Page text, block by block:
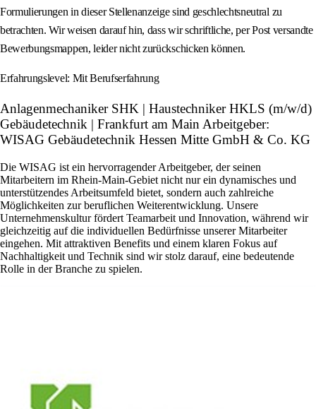
Formulierungen in dieser Stellenanzeige sind geschlechtsneutral zu
betrachten. Wir weisen darauf hin, dass wir schriftliche, per Post versandte
Bewerbungsmappen, leider nicht zurückschicken können.
Erfahrungslevel: Mit Berufserfahrung
Anlagenmechaniker SHK | Haustechniker HKLS (m/w/d)
Gebäudetechnik | Frankfurt am Main Arbeitgeber:
WISAG Gebäudetechnik Hessen Mitte GmbH & Co. KG
Die WISAG ist ein hervorragender Arbeitgeber, der seinen
Mitarbeitern im Rhein-Main-Gebiet nicht nur ein dynamisches und
unterstützendes Arbeitsumfeld bietet, sondern auch zahlreiche
Möglichkeiten zur beruflichen Weiterentwicklung. Unsere
Unternehmenskultur fördert Teamarbeit und Innovation, während wir
gleichzeitig auf die individuellen Bedürfnisse unserer Mitarbeiter
eingehen. Mit attraktiven Benefits und einem klaren Fokus auf
Nachhaltigkeit und Technik sind wir stolz darauf, eine bedeutende
Rolle in der Branche zu spielen.